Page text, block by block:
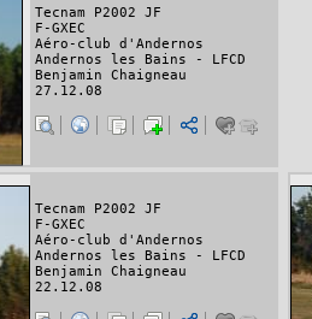
Tecnam P2002 JF
F-GXEC
Aéro-club d'Andernos
Andernos les Bains - LFCD
Benjamin Chaigneau
27.12.08
Tecnam P2002 JF
F-GXEC
Aéro-club d'Andernos
Andernos les Bains - LFCD
Benjamin Chaigneau
22.12.08